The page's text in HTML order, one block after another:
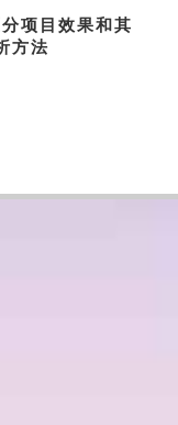
项目效果和其
方法